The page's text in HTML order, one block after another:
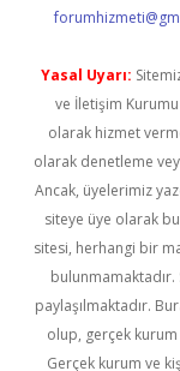
Yasal Uyarı:
ve İletişim Kurumu
olarak hizmet
olarak denetleme
Ancak, üyelerimiz
siteye üye olarak
sitesi, herhangi bir
bulunmamaktadır.
paylaşılmaktadır.
olup, gerçek kurum
Gerçek kurum ve